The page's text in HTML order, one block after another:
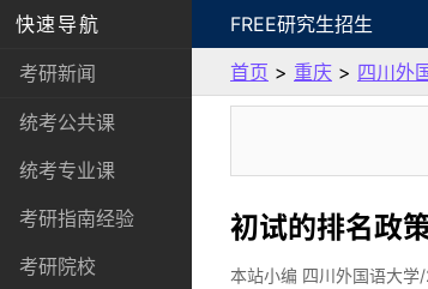
快速导航
考研新闻
统考公共课
统考专业课
考研指南经验
考研院校
FREE研究生招生
首页 > 重庆 > 四川外
初试的排名政
本站小编 四川外国语大